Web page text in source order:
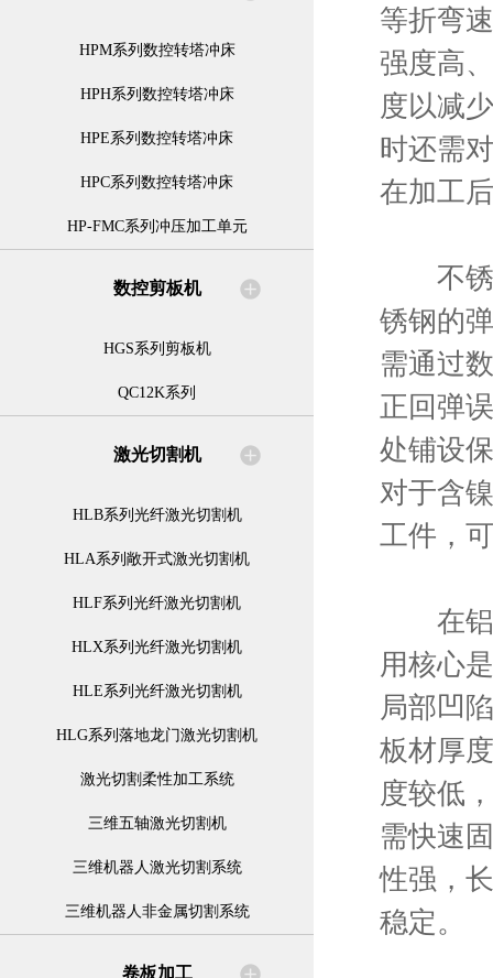
HPM系列数控转塔冲床
HPH系列数控转塔冲床
HPE系列数控转塔冲床
HPC系列数控转塔冲床
HP-FMC系列冲压加工单元
数控剪板机
HGS系列剪板机
QC12K系列
激光切割机
HLB系列光纤激光切割机
HLA系列敞开式激光切割机
HLF系列光纤激光切割机
HLX系列光纤激光切割机
HLE系列光纤激光切割机
HLG系列落地龙门激光切割机
激光切割柔性加工系统
三维五轴激光切割机
三维机器人激光切割系统
三维机器人非金属切割系统
卷板加工
等折弯
强度高
度以减
时还需
在加工
不锈钢
锈钢的
需通过
正回弹
处铺设
对于含
工件，
在铝
用核心
局部凹
板材厚
度较低
需快速
性强，
稳定。